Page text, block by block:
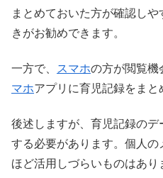
まとめておいた方が確認し
きがお勧めできます。
一方で、 スマホの方が閲覧機
マホアプリに育児記録をまと
後述しますが、育児記録のデ
する必要があります。個人
ほど活用しづらいものはあり